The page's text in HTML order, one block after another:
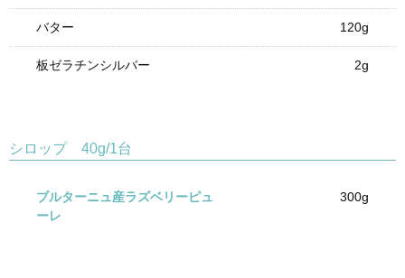
バター 120g
板ゼラチンシルバー 2g
シロップ 40g/1台
ブルターニュ産ラズベリーピュ
ーレ
300g